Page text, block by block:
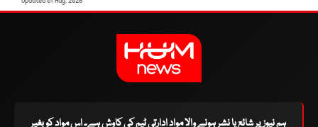
ہم نیوز پر شائع یا نشر ہونے والا مواد ادارتی ٹیم کی کاوش ہے۔ اس مواد کو بغیر